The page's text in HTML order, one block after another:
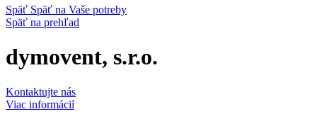
Späť Späť na Vaše potreby
Späť na prehľad
dymovent, s.r.o.
Kontaktujte nás
Viac informácií